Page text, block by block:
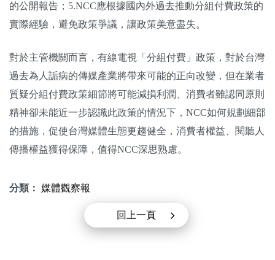
的公開報告；5.NCC應根據國內外過去推動分組付費政策的
實際經驗，避免政策爭議，讓政策美意盡失。
對於主管機關而言，有線電視「分組付費」政策，對於台灣
過去為人詬病的傳媒產業將帶來可能的正向改變，但在業者
質疑分組付費政策細節將可能減損利潤、消費者雖認同原則
精神卻未能近一步認識此政策的情況下，NCC如何規劃細部
的措施，促使台灣媒體生態更趨健全，消費者權益、閱聽人
傳播權益獲得保障，值得NCC深思熟慮。
分類： 媒體觀察報
回上一頁